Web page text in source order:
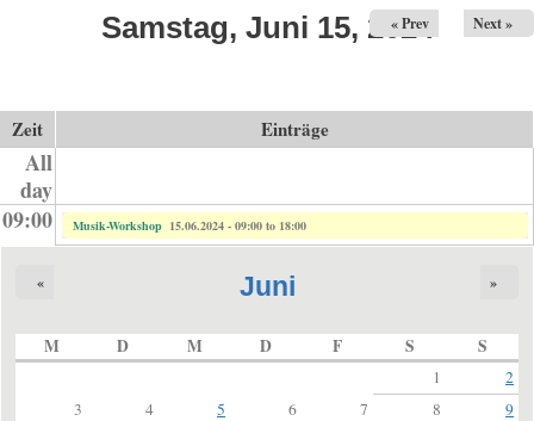
Samstag, Juni 15, 2024
« Prev Next »
Zeit Einträge
All
day
09:00
Musik-Workshop 15.06.2024 - 09:00to 18:00
Juni
« »
M D M D F S S
1
2
3
4 5 6 7 8
9